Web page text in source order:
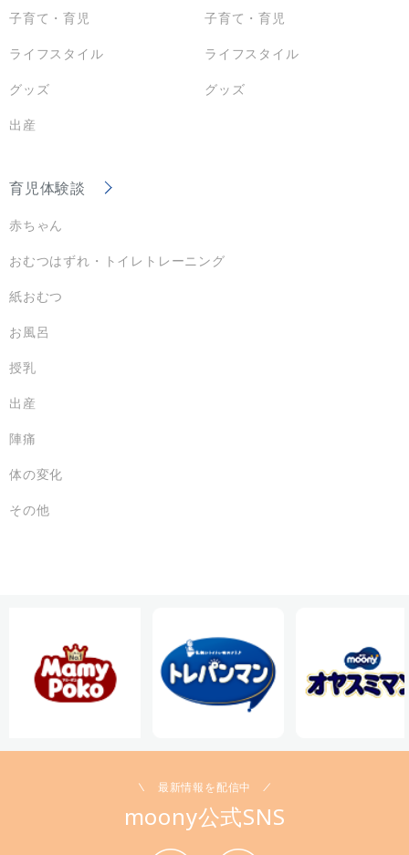
子育て・育児
ライフスタイル
グッズ
出産
子育て・育児
ライフスタイル
グッズ
育児体験談
赤ちゃん
おむつはずれ・トイレトレーニング
紙おむつ
お風呂
授乳
出産
陣痛
体の変化
その他
最新情報を配信中
moony公式SNS